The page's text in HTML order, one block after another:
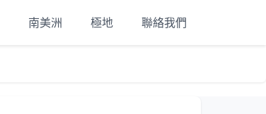
南美洲 極地 聯絡我們